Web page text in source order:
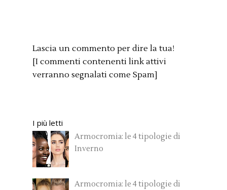
Lascia un commento per dire la tua!
[I commenti contenenti link attivi
verranno segnalati come Spam]
I più letti
Armocromia: le 4 tipologie di
Inverno
Armocromia: le 4 tipologie di